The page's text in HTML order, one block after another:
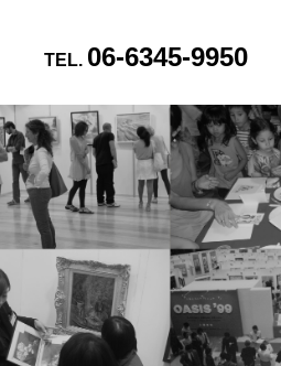
TEL. 06-6345-9950